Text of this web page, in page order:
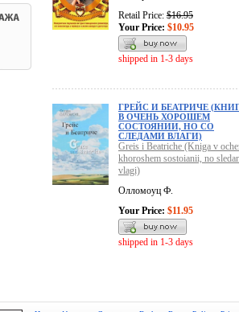
Retail Price: $16.95
Your Price: $10.95
shipped in 1-3 days
ГРЕЙС И БЕАТРИЧЕ
В ОЧЕНЬ ХОРОШЕМ
СОСТОЯНИИ, НО СО
СЛЕДАМИ ВЛАГИ)
Greis i Beatriche (Kniga v
khoroshem sostoianii, no
vlagi)
Олломоуц Ф.
Your Price: $11.95
shipped in 1-3 days